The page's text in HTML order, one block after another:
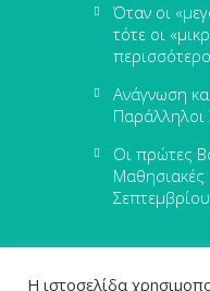
Όταν οι
τότε οι
Ανάγνωση
Παράλληλοι
Οι πρώτες
Μαθησιακές
Η ιστοσελίδα